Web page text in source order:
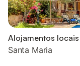
Alojamentos locais
Santa Maria